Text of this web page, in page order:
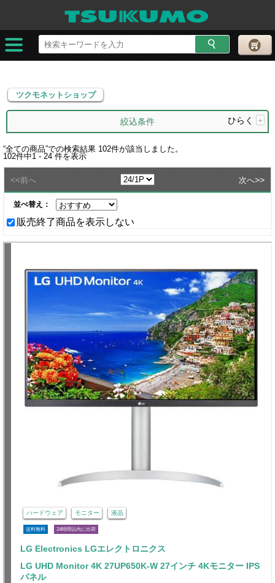
ツクモネットショップ
ツクモネットショップ
絞込条件 ひらく +
“全ての商品”での検索結果 102件が該当しました。
102件中1 - 24 件を表示
<<前へ 次へ>>
並べ替え：
販売終了商品を表示しない
ハードウェア モニター 液晶
送料無料 24時間以内に出荷
LG Electronics LGエレクトロニクス
LG UHD Monitor 4K 27UP650K-W 27インチ 4Kモニター IPS
パネル